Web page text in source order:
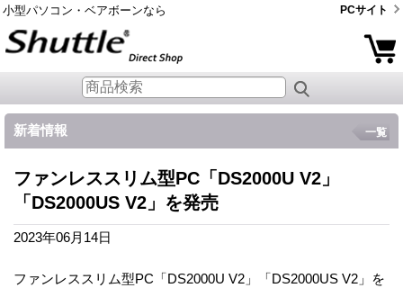
小型パソコン・ベアボーンなら PCサイト
新着情報 一覧
ファンレススリム型PC「DS2000U V2」
「DS2000US V2」を発売
2023年06月14日
ファンレススリム型PC「DS2000U V2」「DS2000US V2」を